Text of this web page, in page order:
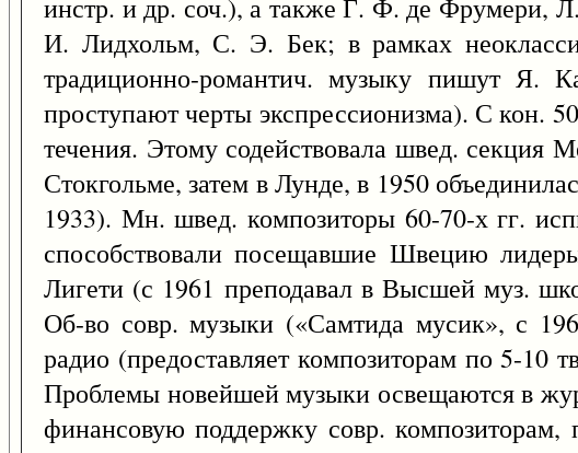
инстр. и др. соч.), а также Г. Ф. де Фрумери,
И. Лидхольм, С. Э. Бек; в рамках
традиционно-романтич. музыку пишут Я.
проступают черты экспрессионизма). С кон.
течения. Этому содействовала швед. секция
Стокгольме, затем в Лунде, в 1950
1933). Мн. швед. композиторы 60-70-х гг.
способствовали посещавшие Швецию
Лигети (с 1961 преподавал в Высшей муз.
Об-во совр. музыки («Самтида мусик», с
радио (предоставляет композиторам по 5-10
Проблемы новейшей музыки освещаются в
финансовую поддержку совр.